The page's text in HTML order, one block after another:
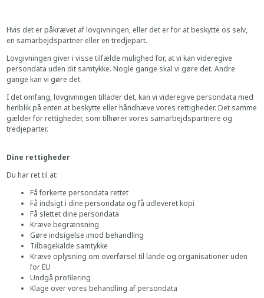
Hvis det er påkrævet af lovgivningen, eller det er for at beskytte os selv,
en samarbejdspartner eller en tredjepart.
Lovgivningen giver i visse tilfælde mulighed for, at vi kan videregive
persondata uden dit samtykke. Nogle gange skal vi gøre det. Andre
gange kan vi gøre det.
I det omfang, lovgivningen tillader det, kan vi videregive persondata med
henblik på enten at beskytte eller håndhæve vores rettigheder. Det samme
gælder for rettigheder, som tilhører vores samarbejdspartnere og
tredjeparter.
Dine rettigheder
Du har ret til at:
Få forkerte persondata rettet
Få indsigt i dine persondata og få udleveret kopi
Få slettet dine persondata
Kræve begrænsning
Gøre indsigelse imod behandling
Tilbagekalde samtykke
Kræve oplysning om overførsel til lande og organisationer uden
for EU
Undgå profilering
Klage over vores behandling af persondata